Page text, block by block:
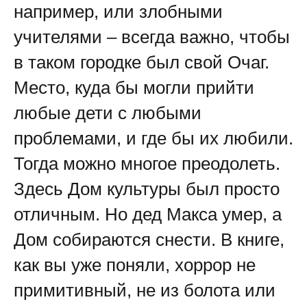
например, или злобными
учителями – всегда важно, чтобы
в таком городке был свой Очаг.
Место, куда бы могли прийти
любые дети с любыми
проблемами, и где бы их любили.
Тогда можно многое преодолеть.
Здесь Дом культуры был просто
отличным. Но дед Макса умер, а
Дом собираются снести. В книге,
как вы уже поняли, хоррор не
примитивный, не из болота или